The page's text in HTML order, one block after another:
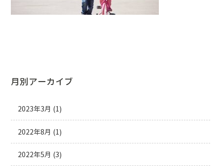
月別アーカイブ
2023年3月 (1)
2022年8月 (1)
2022年5月 (3)